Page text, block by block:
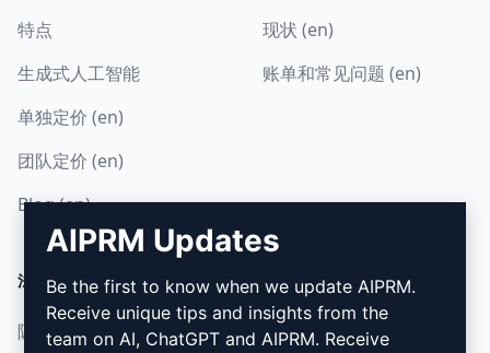
特点
生成式人工智能
单独定价 (en)
团队定价 (en)
Blog (en)
现状 (en)
账单和常见问题 (en)
法律
隐私政策 (en)
下载
如何安装 (en)
AIPRM Updates
Be the first to know when we update AIPRM.
Receive unique tips and insights from the
team on AI, ChatGPT and AIPRM. Receive